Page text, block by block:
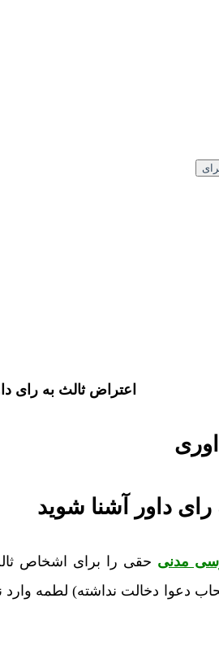
اعتراض ثالث به رای
داور آشنا شوید
حقی را برای اشخاص
دخالت نداشته) لطمه وارد